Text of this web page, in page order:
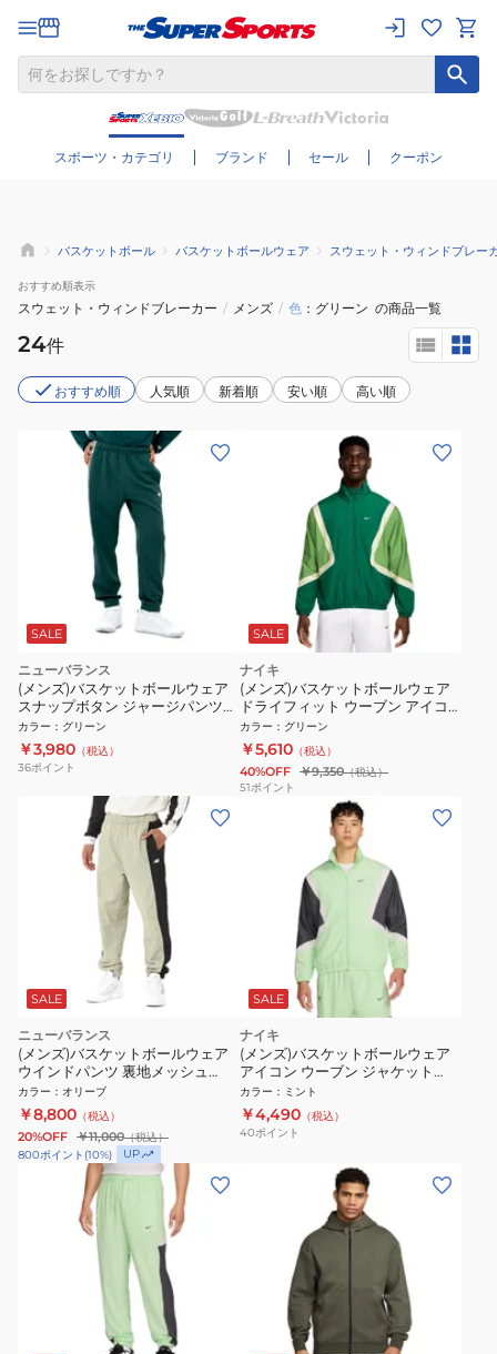
スポーツ・カテゴリ ブランド セール クーポン
さらに絞り込む
バスケットボール バスケットボールウェア スウェット・ウィンドブレー
おすすめ順表示
スウェット・ウィンドブレーカー / メンズ / 色 グリーン の商品一覧
24件
おすすめ順 人気順 新着順 安い順 高い順
SALE
ニューバランス
(メンズ)バスケットボールウェア
スナップボタン ジャージパンツ
AMP45183NWG
カラー ： グリーン
￥3,980 （税込）
36ポイント
SALE
ナイキ
(メンズ)バスケットボールウェア
ドライフィット ウーブン アイコ
ン ジャケット STRTFV FZ0249-
365
カラー ： グリーン
￥5,610 （税込）
40%OFF ￥9,350（税込）
51ポイント
SALE
ニューバランス
(メンズ)バスケットボールウェア
ウインドパンツ 裏地メッシュ
AMP55628GAS
カラー ： オリーブ
￥8,800 （税込）
20%OFF ￥11,000（税込）
800ポイント (10%) UP
SALE
ナイキ
(メンズ)バスケットボールウェア
アイコン ウーブン ジャケット
FZ0249-376
カラー ： ミント
￥4,490 （税込）
40ポイント